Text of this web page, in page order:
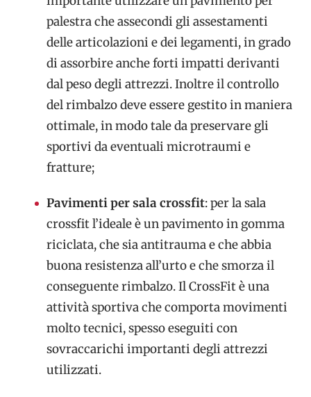
palestra che assecondi gli assestamenti
delle articolazioni e dei legamenti, in grado
di assorbire anche forti impatti derivanti
dal peso degli attrezzi. Inoltre il controllo
del rimbalzo deve essere gestito in maniera
ottimale, in modo tale da preservare gli
sportivi da eventuali microtraumi e
fratture;
Pavimenti per sala crossfit: per la sala
crossfit l’ideale è un pavimento in gomma
riciclata, che sia antitrauma e che abbia
buona resistenza all’urto e che smorza il
conseguente rimbalzo. Il CrossFit è una
attività sportiva che comporta movimenti
molto tecnici, spesso eseguiti con
sovraccarichi importanti degli attrezzi
utilizzati.